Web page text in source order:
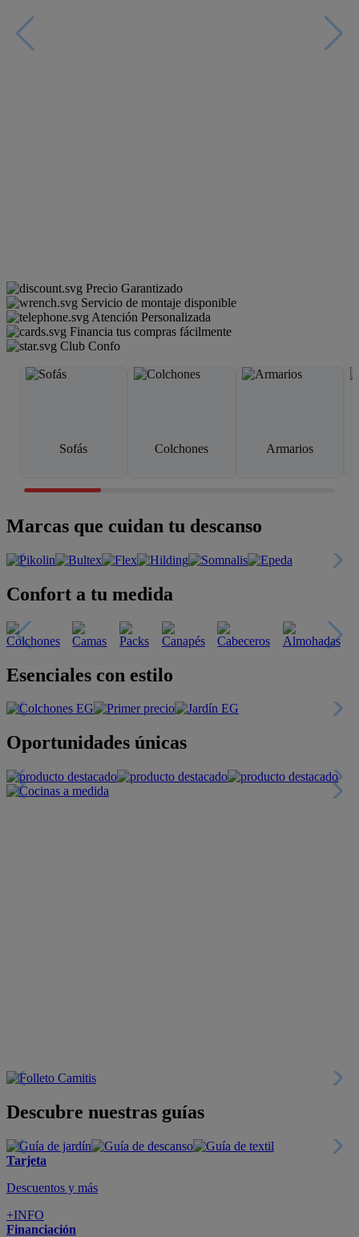
Precio Garantizado
Servicio de montaje disponible
Atención Personalizada
Financia tus compras fácilmente
Club Confo
Sofás Colchones Armarios
Marcas que cuidan tu descanso
Confort a tu medida
Esenciales con estilo
Oportunidades únicas
Descubre nuestras guías
Tarjeta
Descuentos y más
+INFO
Financiación